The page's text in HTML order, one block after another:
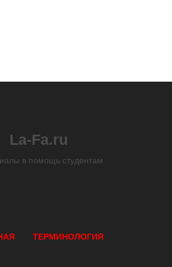
La-Fa.ru
в помощь студентам
ТЕРМИНОЛОГИЯ